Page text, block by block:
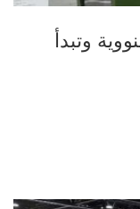
وتبدأ